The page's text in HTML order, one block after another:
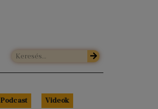
Podcast Videók